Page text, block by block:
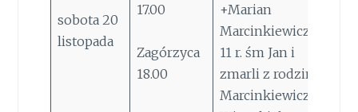
sobota 20
listopada
17.00
Zagórzyca
18.00
+Marian
Marcinkiewicz
11 r. śm Jan i
zmarli z rodzin
Marcinkiewicz,